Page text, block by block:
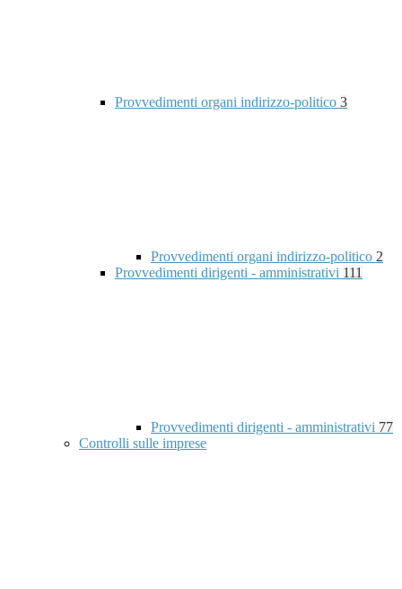
Provvedimenti organi indirizzo-politico 3
Provvedimenti organi indirizzo-politico 2
Provvedimenti dirigenti - amministrativi 111
Provvedimenti dirigenti - amministrativi 77
Controlli sulle imprese